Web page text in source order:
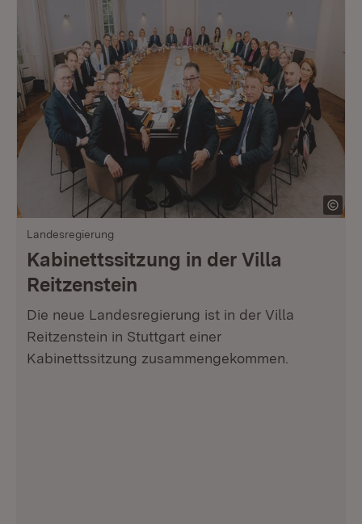
Landesregierung
Kabinettssitzung in der Villa
Reitzenstein
Die neue Landesregierung ist in der Villa
Reitzenstein in Stuttgart einer
Kabinettssitzung zusammengekommen.